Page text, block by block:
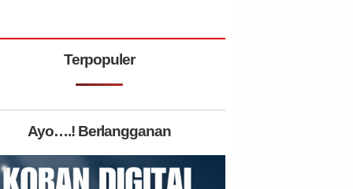
Terpopuler
Ayo….! Berlangganan